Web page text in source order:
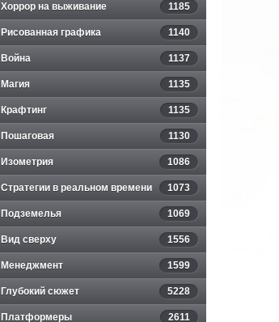
Хоррор на выживание 1185
Рисованная графика 1140
Война 1137
Магия 1135
Крафтинг 1135
Пошаговая 1130
Изометрия 1086
Стратегии в реальном времени 1073
Подземелья 1069
Вид сверху 1556
Менеджмент 1599
Глубокий сюжет 5228
Платформеры 2611